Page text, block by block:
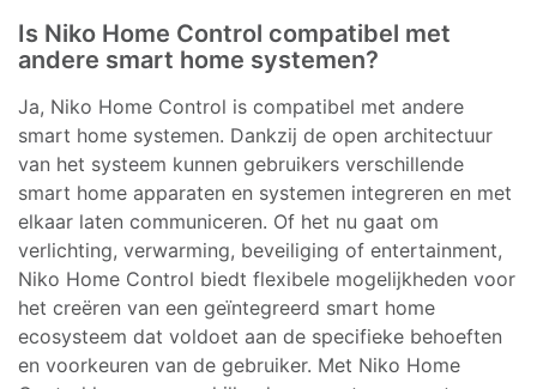
Is Niko Home Control compatibel met
andere smart home systemen?
Ja, Niko Home Control is compatibel met andere
smart home systemen. Dankzij de open architectuur
van het systeem kunnen gebruikers verschillende
smart home apparaten en systemen integreren en met
elkaar laten communiceren. Of het nu gaat om
verlichting, verwarming, beveiliging of entertainment,
Niko Home Control biedt flexibele mogelijkheden voor
het creëren van een geïntegreerd smart home
ecosysteem dat voldoet aan de specifieke behoeften
en voorkeuren van de gebruiker. Met Niko Home